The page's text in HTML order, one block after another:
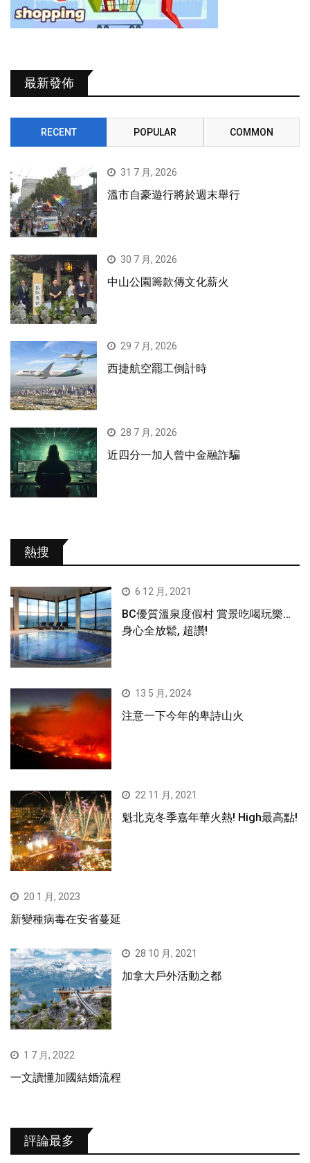
最新發佈
RECENT POPULAR COMMON
31 7 月, 2026
溫市自豪遊行將於週末舉行
30 7 月, 2026
中山公園籌款傳文化薪火
29 7 月, 2026
西捷航空罷工倒計時
28 7 月, 2026
近四分一加人曾中金融詐騙
熱搜
6 12 月, 2021
BC優質溫泉度假村 賞景吃喝玩樂…
身心全放鬆, 超讚!
13 5 月, 2024
注意一下今年的卑詩山火
22 11 月, 2021
魁北克冬季嘉年華火熱! High最高點!
20 1 月, 2023
新變種病毒在安省蔓延
28 10 月, 2021
加拿大戶外活動之都
1 7 月, 2022
一文讀懂加國結婚流程
評論最多